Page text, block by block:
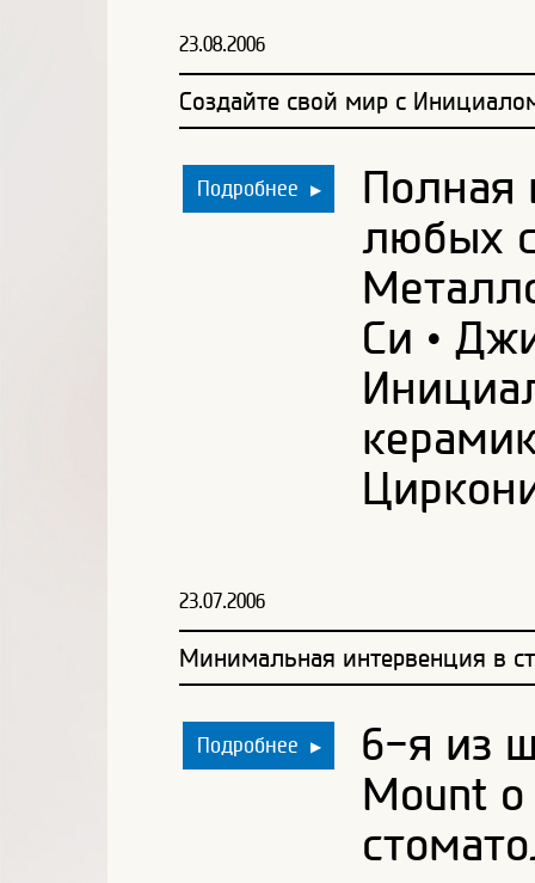
23.08.2006
Создайте свой мир с
Подробнее ▶
Полная
любых
Си •
23.07.2006
Минимальная интервенция в
Подробнее ▶
6-я из
Mount